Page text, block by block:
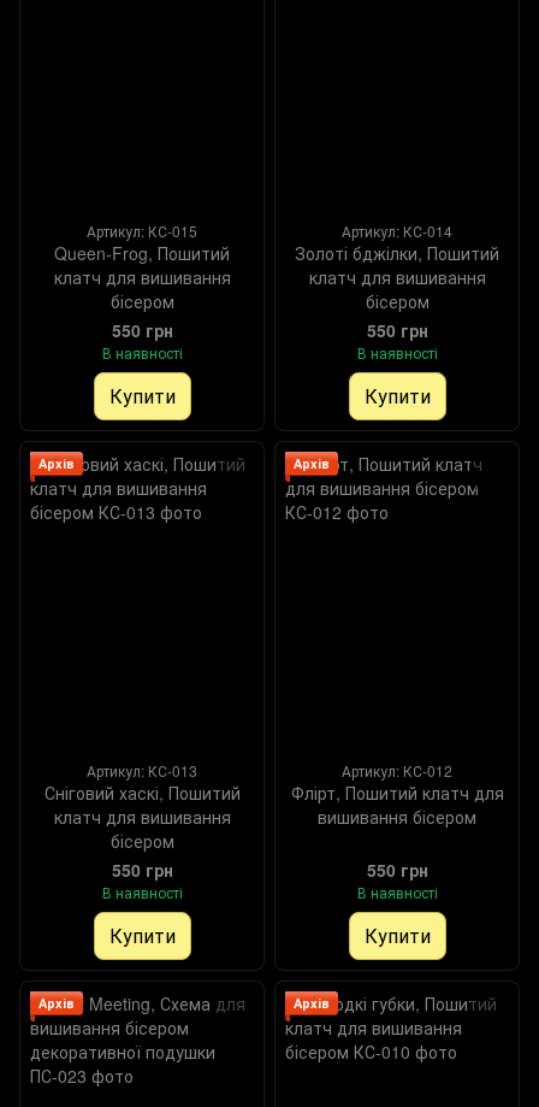
Артикул: КС-015
Queen-Frog, Пошитий
клатч для вишивання
бісером
550 грн
В наявності
Купити
Артикул: КС-014
Золоті бджілки, Пошитий
клатч для вишивання
бісером
550 грн
В наявності
Купити
Архів
Артикул: КС-013
Сніговий хаскі, Пошитий
клатч для вишивання
бісером
550 грн
В наявності
Купити
Архів
Артикул: КС-012
Флірт, Пошитий клатч для
вишивання бісером
550 грн
В наявності
Купити
Архів Архів